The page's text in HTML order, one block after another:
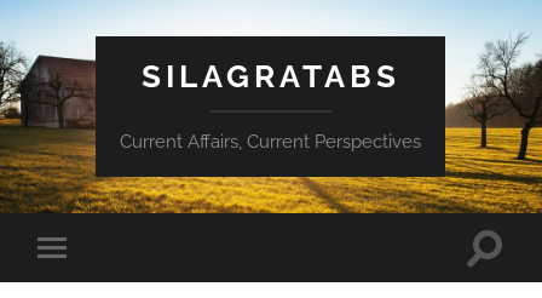
SILAGRATABS
Current Affairs, Current Perspectives
Toggle
mobile
Toggle